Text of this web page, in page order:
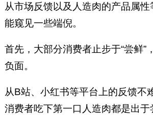
从市场反馈以及人造肉的产品属
能窥见一些端倪。
首先，大部分消费者止步于“尝鲜”
负面。
从B站、小红书等平台上的反馈不
消费者吃下第一口人造肉都是出于